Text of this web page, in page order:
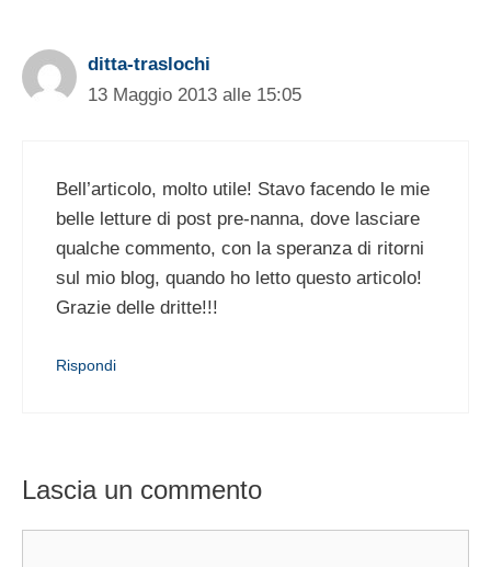
ditta-traslochi
13 Maggio 2013 alle 15:05
Bell’articolo, molto utile! Stavo facendo le mie
belle letture di post pre-nanna, dove lasciare
qualche commento, con la speranza di ritorni
sul mio blog, quando ho letto questo articolo!
Grazie delle dritte!!!
Rispondi
Lascia un commento